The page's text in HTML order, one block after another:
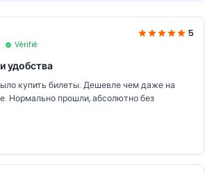
Vérifié
5
удобства
купить билеты. Дешевле чем даже на
Нормально прошли, абсолютно без